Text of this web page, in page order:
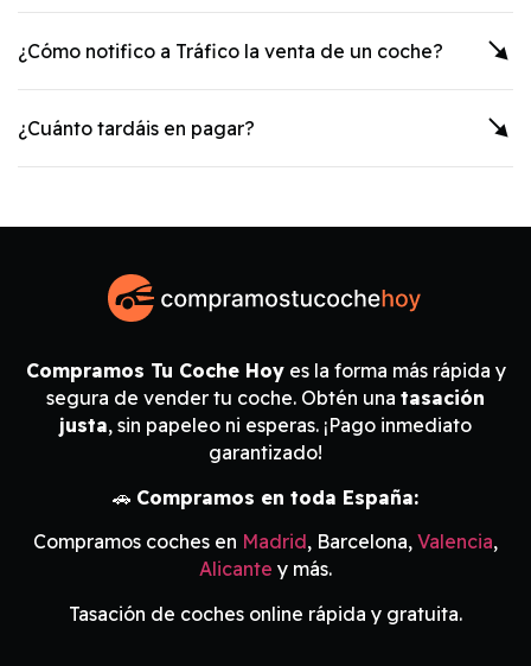
¿Cómo notifico a Tráfico la venta de un coche?
¿Cuánto tardáis en pagar?
Compramos Tu Coche Hoyes la forma más rápida y
segura de vender tu coche. Obtén una tasación
justa, sin papeleo ni esperas. ¡Pago inmediato
garantizado!
🚗 Compramos en toda España:
Compramos coches en Madrid, Barcelona, Valencia,
Alicante y más.
Tasación de coches online rápida y gratuita.